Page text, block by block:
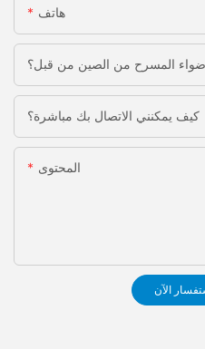
هاتف
المسرح من الصين من قبل؟
كيف يمكنني الاتصال بك مباشرة؟
المحتوى
الآن